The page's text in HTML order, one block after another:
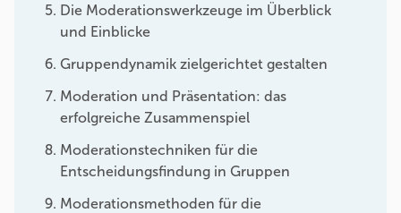
Die Moderationswerkzeuge im Überblick
und Einblicke
Gruppendynamik zielgerichtet gestalten
Moderation und Präsentation: das
erfolgreiche Zusammenspiel
Moderationstechniken für die
Entscheidungsfindung in Gruppen
Moderationsmethoden für die